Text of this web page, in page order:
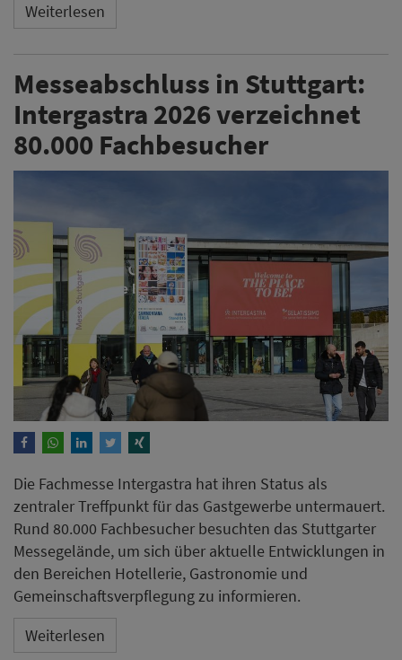
Weiterlesen
Messeabschluss in Stuttgart:
Intergastra 2026 verzeichnet
80.000 Fachbesucher
Die Fachmesse Intergastra hat ihren Status als
zentraler Treffpunkt für das Gastgewerbe untermauert.
Rund 80.000 Fachbesucher besuchten das Stuttgarter
Messegelände, um sich über aktuelle Entwicklungen in
den Bereichen Hotellerie, Gastronomie und
Gemeinschaftsverpflegung zu informieren.
Weiterlesen